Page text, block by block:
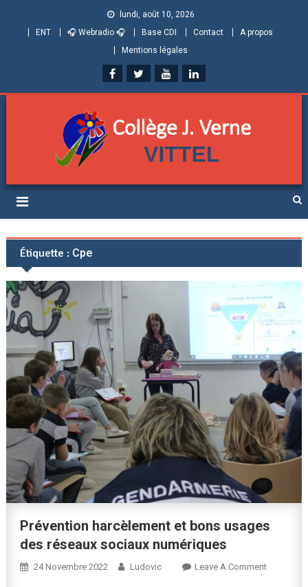
lundi, août 10, 2026
ENT
🎧 Webradio 🎧 Base CDI Contact
A propos
Mentions légales
Collège Jules Verne de
Vittel (Vosges)
Étiquette : Cpe
Prévention harcèlement et bons usages
des réseaux sociaux numériques
24 Novembre 2022 Ludovic Leave A CommentOn